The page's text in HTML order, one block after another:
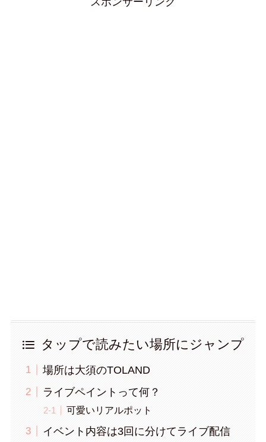
タップで読みたい場所にジャンプ
場所は大須のTOLAND
ライブペイントって何？
可愛いリアルポット
イベント内容は3回に分けてライブ配信